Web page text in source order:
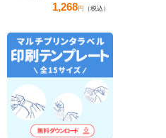
1,268円 （税込）